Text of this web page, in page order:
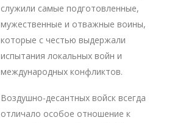
служили самые подготовленные,
мужественные и отважные воины,
которые с честью выдержали
испытания локальных войн и
международных конфликтов.
Воздушно-десантных войск всегда
отличало особое отношение к